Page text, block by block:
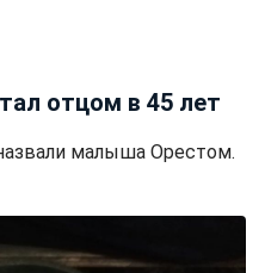
отцом в 45 лет
малыша Орестом.